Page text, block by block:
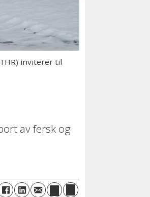
inviterer til
av fersk og